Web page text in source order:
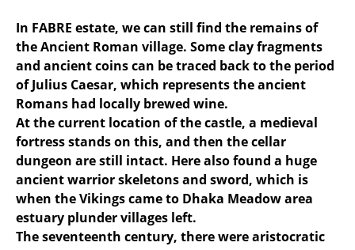
In FABRE estate, we can still find the remains of
the Ancient Roman village. Some clay fragments
and ancient coins can be traced back to the period
of Julius Caesar, which represents the ancient
Romans had locally brewed wine.
At the current location of the castle, a medieval
fortress stands on this, and then the cellar
dungeon are still intact. Here also found a huge
ancient warrior skeletons and sword, which is
when the Vikings came to Dhaka Meadow area
estuary plunder villages left.
The seventeenth century, there were aristocratic